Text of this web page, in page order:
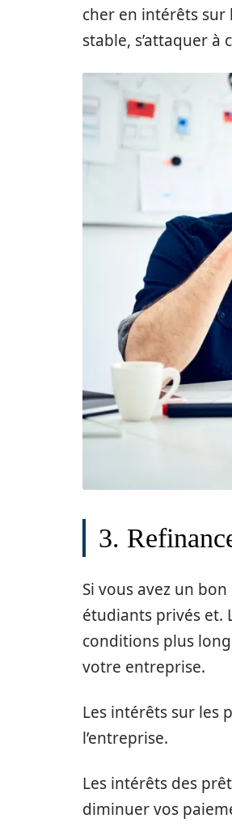
cher en intérêts sur
stable, s’attaquer
3.
Si vous avez un
étudiants privés et.
conditions plus
votre entreprise.
Les intérêts sur les
l’entreprise.
Les intérêts des
diminuer vos